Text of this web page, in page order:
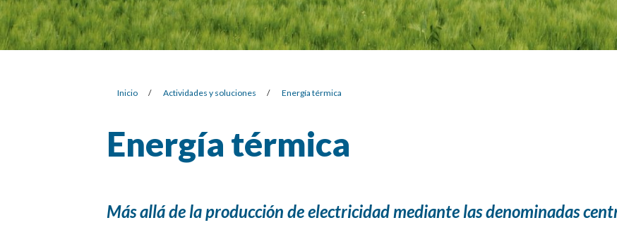
Inicio / Actividades y soluciones / Energía térmica
Energía térmica
Más allá de la producción de electricidad mediante las denominadas